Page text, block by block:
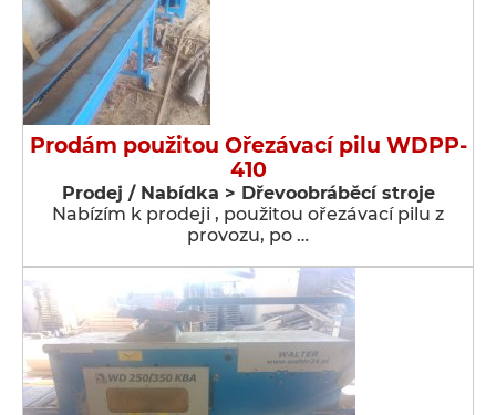
Prodám použitou Ořezávací pilu WDPP-
410
Prodej / Nabídka > Dřevoobráběcí stroje
Nabízím k prodeji , použitou ořezávací pilu z
provozu, po …